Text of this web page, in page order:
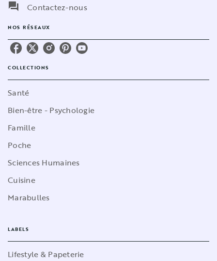
question_answer
Contactez-nous
NOS RÉSEAUX
COLLECTIONS
Santé
Bien-être - Psychologie
Famille
Poche
Sciences Humaines
Cuisine
Marabulles
LABELS
Lifestyle & Papeterie